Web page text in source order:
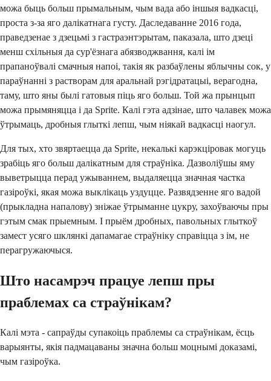
можа быць больш прымальным, чым вада або іншыя вадкасці,
проста з-за яго далікатнага густу. Даследаванне 2016 года,
праведзенае з дзецьмі з гастраэнтэрытам, паказала, што дзеці
менш схільныя да сур'ёзнага абязводжвання, калі ім
прапаноўвалі смачныя напоі, такія як разбаўлены яблычны сок, у
параўнанні з растворам для аральнай рэгідратацыі, верагодна,
таму, што яны былі гатовыя піць яго больш. Той жа прынцып
можа прымяняцца і да Sprite. Калі гэта адзінае, што чалавек можа
ўтрымаць, дробныя глыткі лепш, чым ніякай вадкасці наогул.
Для тых, хто звяртаецца да Sprite, некалькі карэкціровак могуць
зрабіць яго больш далікатным для страўніка. Дазволіўшы яму
выветрыцца перад ужываннем, выдаляецца значная частка
газіроўкі, якая можа выклікаць уздуцце. Развядзенне яго вадой
(прыкладна напалову) зніжае ўтрыманне цукру, захоўваючы пры
гэтым смак прыемным. І прыём дробных, павольных глыткоў
замест усяго шклянкі дапамагае страўніку справіцца з ім, не
перагружаючыся.
Што насамрэч працуе лепш пры
праблемах са страўнікам?
Калі мэта - сапраўды супакоіць праблемы са страўнікам, ёсць
варыянты, якія падмацаваны значна больш моцнымі доказамі,
чым газіроўка.